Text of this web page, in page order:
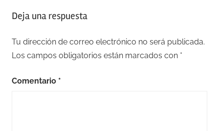
Deja una respuesta
Tu dirección de correo electrónico no será publicada.
Los campos obligatorios están marcados con *
Comentario *